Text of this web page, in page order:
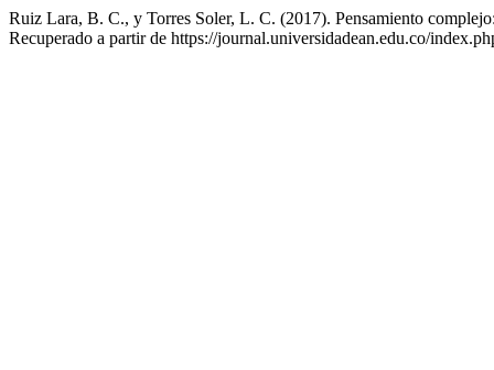
Ruiz Lara, B. C., y Torres Soler, L. C. (2017). Pensamiento
Recuperado a partir de https://journal.universidadean.edu.co/